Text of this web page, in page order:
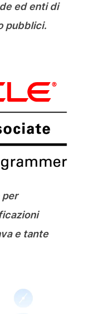
ed enti di
pubblici.
per
e tante